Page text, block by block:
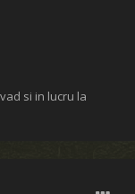
si in lucru la